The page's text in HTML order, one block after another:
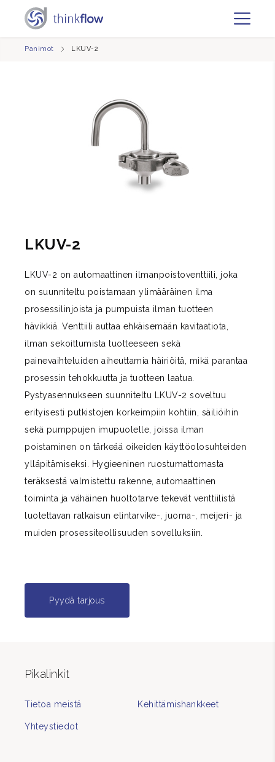
Panimot LKUV-2
LKUV-2
LKUV-2 on automaattinen ilmanpoistoventtiili, joka
on suunniteltu poistamaan ylimääräinen ilma
prosessilinjoista ja pumpuista ilman tuotteen
hävikkiä. Venttiili auttaa ehkäisemään kavitaatiota,
ilman sekoittumista tuotteeseen sekä
painevaihteluiden aiheuttamia häiriöitä, mikä parantaa
prosessin tehokkuutta ja tuotteen laatua.
Pystyasennukseen suunniteltu LKUV-2 soveltuu
erityisesti putkistojen korkeimpiin kohtiin, säiliöihin
sekä pumppujen imupuolelle, joissa ilman
poistaminen on tärkeää oikeiden käyttöolosuhteiden
ylläpitämiseksi. Hygieeninen ruostumattomasta
teräksestä valmistettu rakenne, automaattinen
toiminta ja vähäinen huoltotarve tekevät venttiilistä
luotettavan ratkaisun elintarvike-, juoma-, meijeri- ja
muiden prosessiteollisuuden sovelluksiin.
Pyydä tarjous
Pikalinkit
Tietoa meistä Kehittämishankkeet
Yhteystiedot